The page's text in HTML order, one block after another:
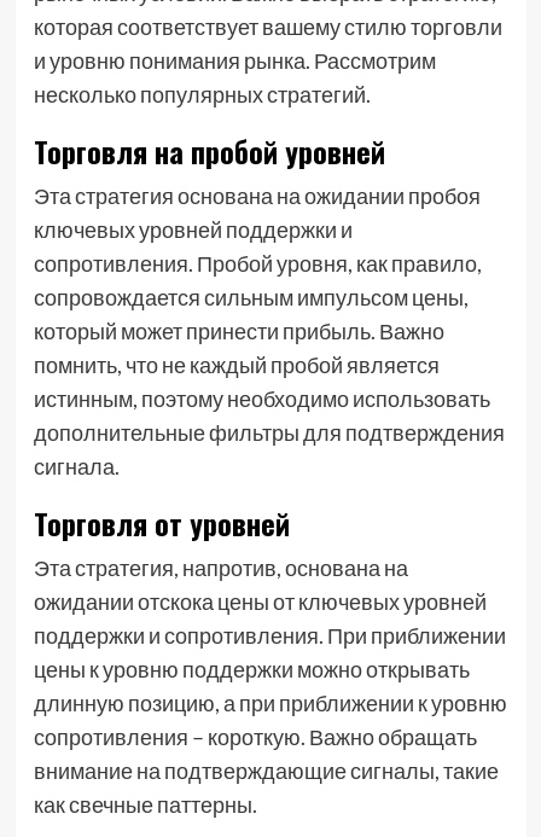
которая соответствует вашему стилю торговли
и уровню понимания рынка. Рассмотрим
несколько популярных стратегий.
Торговля на пробой уровней
Эта стратегия основана на ожидании пробоя
ключевых уровней поддержки и
сопротивления. Пробой уровня, как правило,
сопровождается сильным импульсом цены,
который может принести прибыль. Важно
помнить, что не каждый пробой является
истинным, поэтому необходимо использовать
дополнительные фильтры для подтверждения
сигнала.
Торговля от уровней
Эта стратегия, напротив, основана на
ожидании отскока цены от ключевых уровней
поддержки и сопротивления. При приближении
цены к уровню поддержки можно открывать
длинную позицию, а при приближении к уровню
сопротивления – короткую. Важно обращать
внимание на подтверждающие сигналы, такие
как свечные паттерны.